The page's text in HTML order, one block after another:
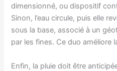
dimensionné, ou dispositif
Sinon, l’eau circule, puis elle
sous la base, associé à un
par les fines. Ce duo améliore
Enfin, la pluie doit être